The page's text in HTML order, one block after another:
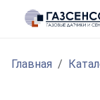
Главная